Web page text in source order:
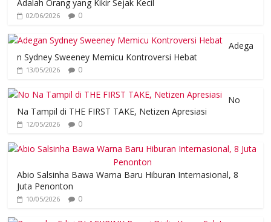
Adalah Orang yang Kikir Sejak Kecil
02/06/2026 0
Adega
n Sydney Sweeney Memicu Kontroversi Hebat
13/05/2026 0
No
Na Tampil di THE FIRST TAKE, Netizen Apresiasi
12/05/2026 0
Abio Salsinha Bawa Warna Baru Hiburan Internasional, 8
Juta Penonton
10/05/2026 0